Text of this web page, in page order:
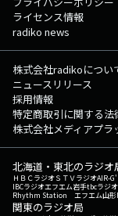
ライセンス情報
radiko news
株式会社radikoについ
ニュースリリース
採用情報
特定商取引に関する
株式会社メディアプ
北海道・東北のラジオ
ＨＢＣラジオＳＴＶラジオAIR-G'
IBCラジオエフエム岩手tbcラジオ
Rhythm Station エフエム山形
関東のラジオ局